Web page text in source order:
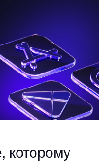
которому